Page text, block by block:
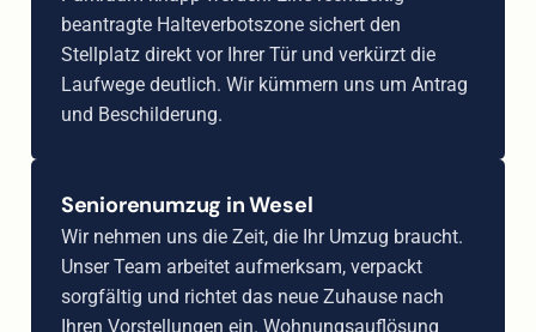
beantragte Halteverbotszone sichert den
Stellplatz direkt vor Ihrer Tür und verkürzt die
Laufwege deutlich. Wir kümmern uns um Antrag
und Beschilderung.
Seniorenumzug in Wesel
Wir nehmen uns die Zeit, die Ihr Umzug braucht.
Unser Team arbeitet aufmerksam, verpackt
sorgfältig und richtet das neue Zuhause nach
Ihren Vorstellungen ein. Wohnungsauflösung